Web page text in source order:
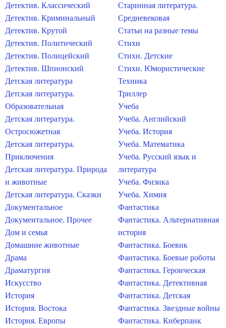
Детектив. Классический
Детектив. Криминальный
Детектив. Крутой
Детектив. Политический
Детектив. Полицейский
Детектив. Шпионский
Детская литература
Детская литература.
Образовательная
Детская литература.
Остросюжетная
Детская литература.
Приключения
Детская литература. Природа
и животные
Детская литература. Сказки
Документальное
Документальное. Прочее
Дом и семья
Домашние животные
Драма
Драматургия
Искусство
История
История. Востока
История. Европы
Старинная литература.
Средневековая
Статьи на разные темы
Стихи
Стихи. Детские
Стихи. Юмористические
Техника
Триллер
Учеба
Учеба. Английский
Учеба. История
Учеба. Математика
Учеба. Русский язык и
литература
Учеба. Физика
Учеба. Химия
Фантастика
Фантастика. Альтернативная
история
Фантастика. Боевик
Фантастика. Боевые роботы
Фантастика. Героическая
Фантастика. Детективная
Фантастика. Детская
Фантастика. Звездные войны
Фантастика. Киберпанк